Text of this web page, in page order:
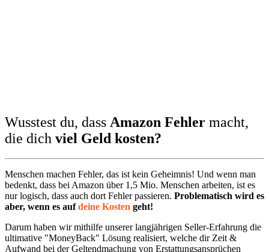
Wusstest du, dass Amazon Fehler macht,
die dich viel Geld kosten?
Menschen machen Fehler, das ist kein Geheimnis! Und wenn man
bedenkt, dass bei Amazon über 1,5 Mio. Menschen arbeiten, ist es
nur logisch, dass auch dort Fehler passieren. Problematisch wird es
aber, wenn es aufdeine Kosten geht!
Darum haben wir mithilfe unserer langjährigen Seller-Erfahrung die
ultimative "MoneyBack" Lösung realisiert, welche dir Zeit &
Aufwand bei der Geltendmachung von Erstattungsansprüchen